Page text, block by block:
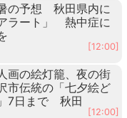
の予想 秋田県内に
ラート」 熱中症に
[12:00]
画の絵灯籠、夜の街
伝統の「七夕絵ど
7日まで 秋田
[12:00]